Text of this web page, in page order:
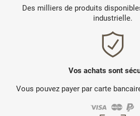
Des milliers de produits
industrielle.
Vos achats sont
Vous pouvez payer par carte